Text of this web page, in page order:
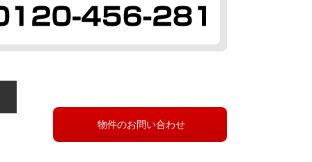
物件のお問い合わせ